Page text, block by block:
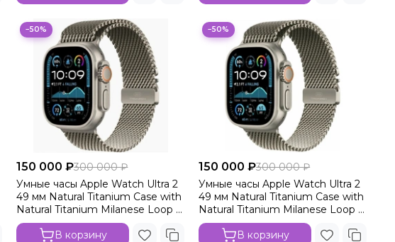
−50%
150 000 ₽300 000 ₽
Умные часы Apple Watch Ultra 2
49 мм Natural Titanium Case with
Natural Titanium Milanese Loop -
L
В корзину
−50%
150 000 ₽300 000 ₽
Умные часы Apple Watch Ultra 2
49 мм Natural Titanium Case with
Natural Titanium Milanese Loop -
M
В корзину